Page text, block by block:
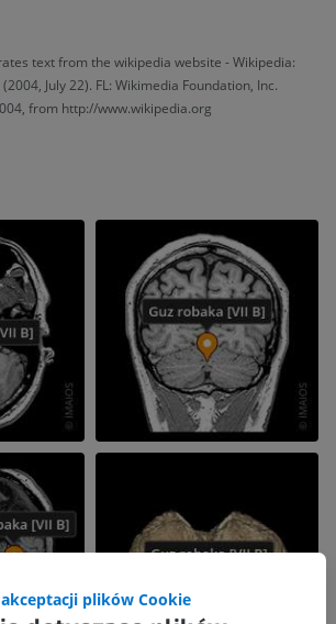
text from the wikipedia website - Wikipedia:
July 22). FL: Wikimedia Foundation, Inc.
from http://www.wikipedia.org
plików Cookie